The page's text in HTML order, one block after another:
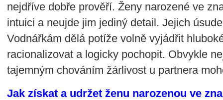
nejdříve dobře prověří. Ženy narozené ve
intuici a neujde jim jediný detail. Jejich
Vodnářkám dělá potíže volně vyjádřit
racionalizovat a logicky pochopit. Obvykle
tajemným chováním žárlivost u partnera
Jak získat a udržet ženu narozenou ve